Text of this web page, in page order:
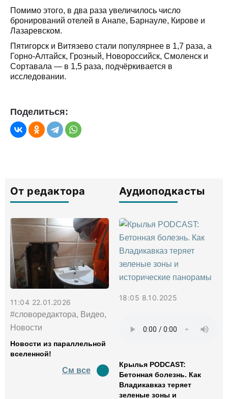
Помимо этого, в два раза увеличилось число
бронирований отелей в Анапе, Барнауле, Кирове и
Лазаревском.
Пятигорск и Витязево стали популярнее в 1,7 раза, а
Горно-Алтайск, Грозный, Новороссийск, Смоленск и
Сортавала — в 1,5 раза, подчёркивается в
исследовании.
Поделиться:
От редактора
11:04 22.01.2026
#словоредактора, Видео,
Новости
Новости из параллельной
вселенной!
См все
Аудиоподкасты
18:05 8.10.2025
Крылья PODCAST:
Бетонная болезнь. Как
Владикавказ теряет
зеленые зоны и